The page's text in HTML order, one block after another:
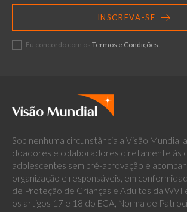
INSCREVA-SE
Eu concordo com os Termos e Condições
Sob nenhuma circunstância a Visão Mundial
doadores e colaboradores diretamente às
adolescentes sem pré-aprovação e
organização e responsáveis, em
de Proteção de Crianças e Adultos da WVI
os artigos 17 e 18 do ECA, Norma de